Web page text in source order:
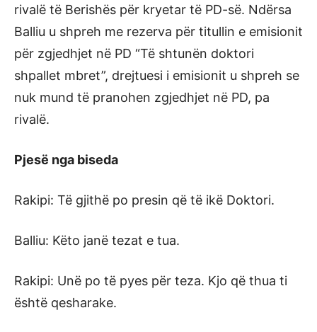
rivalë të Berishës për kryetar të PD-së. Ndërsa
Balliu u shpreh me rezerva për titullin e emisionit
për zgjedhjet në PD “Të shtunën doktori
shpallet mbret”, drejtuesi i emisionit u shpreh se
nuk mund të pranohen zgjedhjet në PD, pa
rivalë.
Pjesë nga biseda
Rakipi: Të gjithë po presin që të ikë Doktori.
Balliu: Këto janë tezat e tua.
Rakipi: Unë po të pyes për teza. Kjo që thua ti
është qesharake.